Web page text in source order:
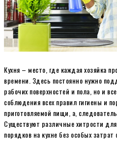
Кухня – место, где каждая хозяйка
времени. Здесь постоянно нужно
рабочих поверхностей и пола, но и
соблюдения всех правил гигиены и
приготовляемой пищи, а,
Существуют различные хитрости
порядков на кухне без особых затрат